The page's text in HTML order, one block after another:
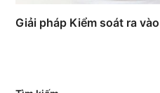
Giải pháp Kiểm soát ra vào